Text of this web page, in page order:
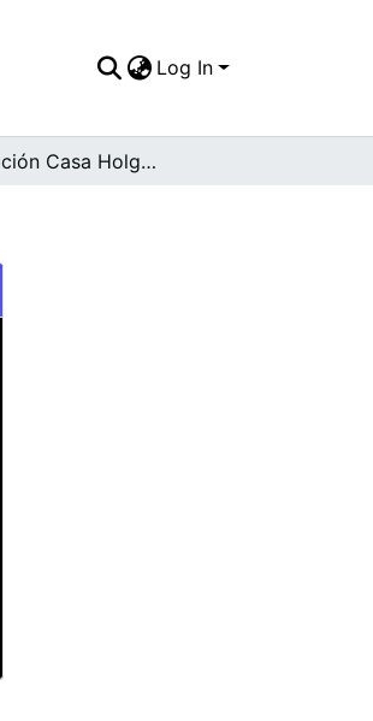
Log In
Inauguración Casa Holguinista